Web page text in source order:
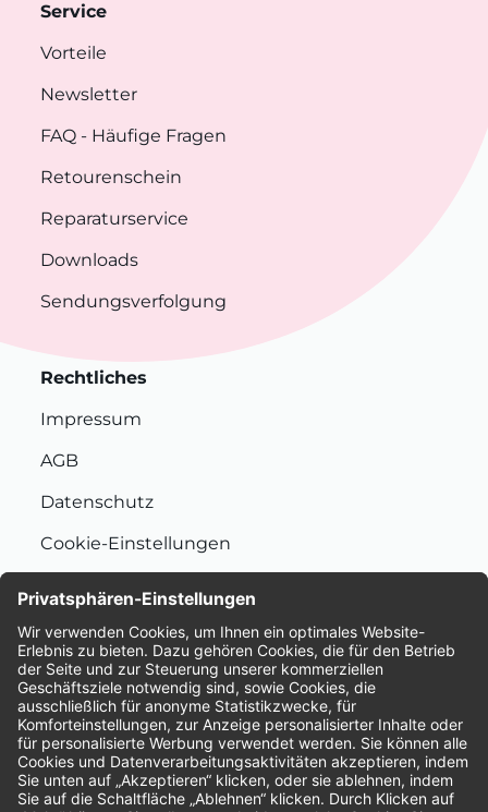
Service
Vorteile
Newsletter
FAQ - Häufige Fragen
Retourenschein
Reparaturservice
Downloads
Sendungsverfolgung
Rechtliches
Impressum
AGB
Datenschutz
Cookie-Einstellungen
Bewertungen